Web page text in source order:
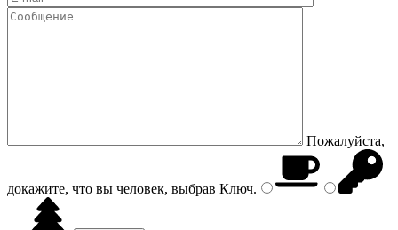
Пожалуйста,
докажите, что вы человек, выбрав Ключ.